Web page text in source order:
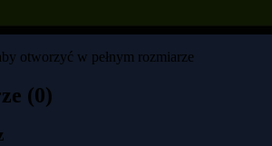
otworzyć w pełnym rozmiarze
(0)